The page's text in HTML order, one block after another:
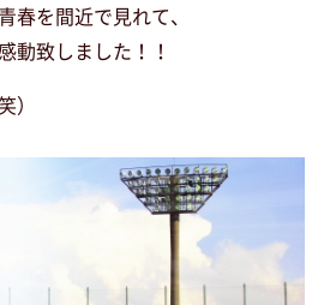
春を間近で見れて、
動致しました！！